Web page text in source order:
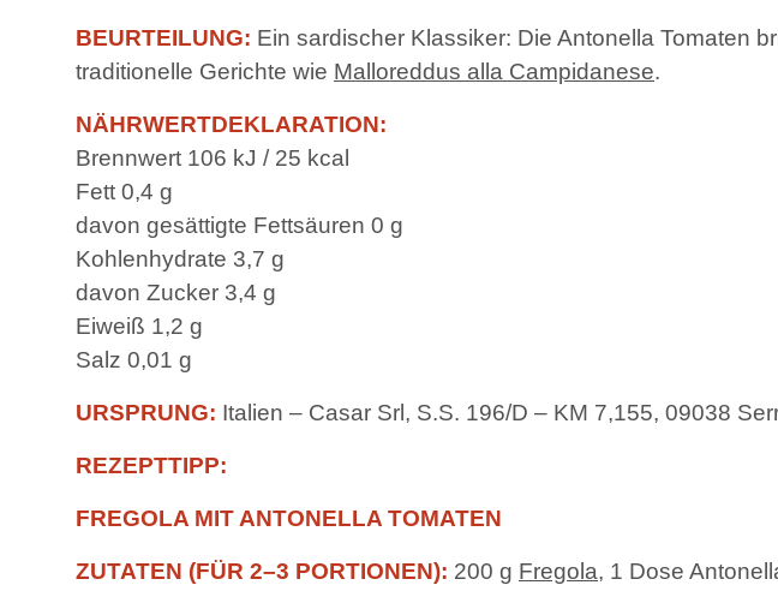
BEURTEILUNG: Ein sardischer Klassiker: Die Antonella Tomaten
traditionelle Gerichte wie Malloreddus alla Campidanese.
NÄHRWERTDEKLARATION:
Brennwert 106 kJ / 25 kcal
Fett 0,4 g
davon gesättigte Fettsäuren 0 g
Kohlenhydrate 3,7 g
davon Zucker 3,4 g
Eiweiß 1,2 g
Salz 0,01 g
URSPRUNG: Italien – Casar Srl, S.S. 196/D – KM 7,155, 09038
REZEPTTIPP:
FREGOLA MIT ANTONELLA TOMATEN
ZUTATEN (FÜR 2–3 PORTIONEN): 200 g Fregola, 1 Dose